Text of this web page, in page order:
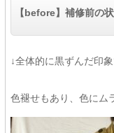
【before】補修前の
↓全体的に黒ずんだ印象
色褪せもあり、色にム